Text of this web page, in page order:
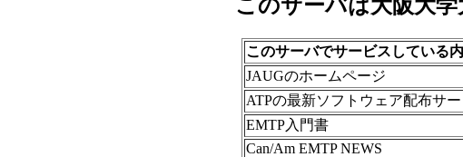
このサーバは大阪大学
このサーバでサービスしている
JAUGのホームページ
ATPの最新ソフトウェア配布サー
EMTP入門書
Can/Am EMTP NEWS